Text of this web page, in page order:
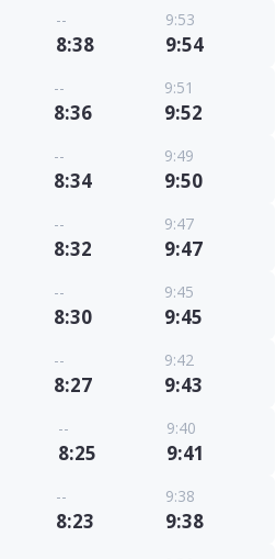
--
8:38
9:53
9:54
--
8:36
9:51
9:52
--
8:34
9:49
9:50
--
8:32
9:47
9:47
--
8:30
9:45
9:45
--
8:27
9:42
9:43
--
8:25
9:40
9:41
--
8:23
9:38
9:38